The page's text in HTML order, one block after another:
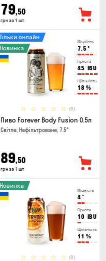
79,50
грн за 1 шт
Міцність
7.5 °
Гіркота
45 IBU
Щільність
18 %
(0)
Тільки онлайн
Новинка
Пиво Forever Body Fusion 0.5л
Світле, Нефільтроване, 7.5°
89,50
грн за 1 шт
Міцність
4°
Гіркота
10 IBU
Щільність
11 %
(0)
Новинка